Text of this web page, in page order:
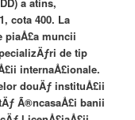
cota 400. La
piaÅ£a muncii
de tip
internaÅ£ionale.
douÄƒ instituÅ£ii
Ã®ncasaÅ£i banii